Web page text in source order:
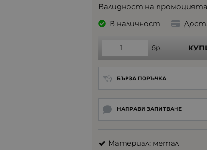
Валидност на
В наличност
бр.
БЪРЗА ПОРЪЧКА
НАПРАВИ ЗАПИТВАНЕ
Материал: метал